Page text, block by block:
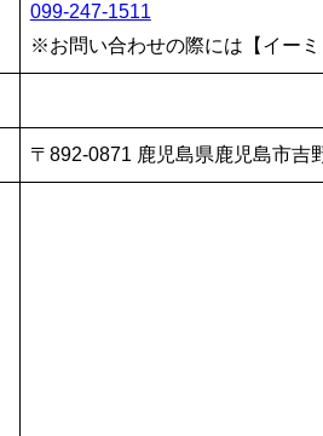
099-247-1511
※お問い合わせの際には【イー
〒892-0871 鹿児島県鹿児島市吉